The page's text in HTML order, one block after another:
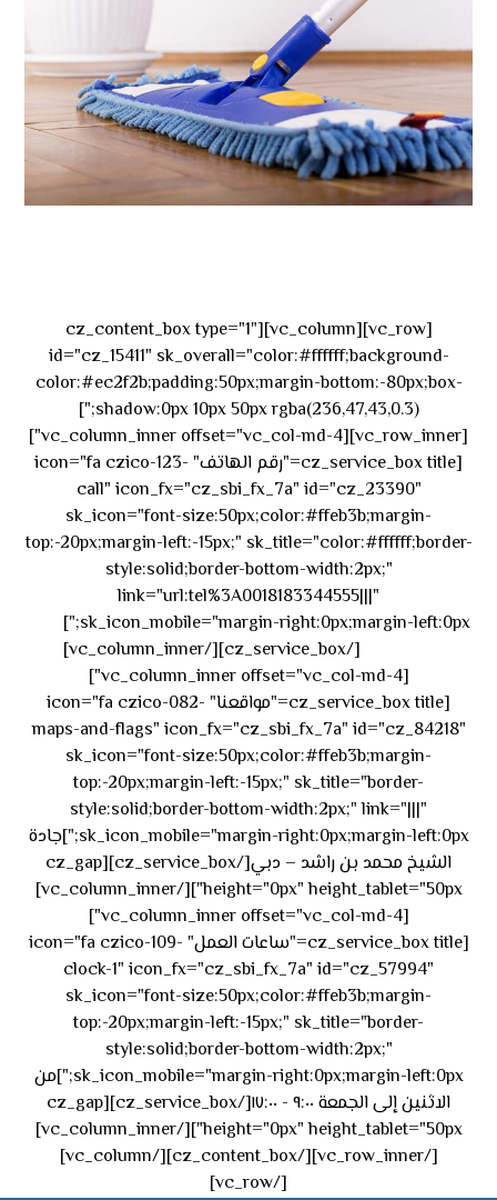
[vc_row][vc_column][cz_content_box type="1"
id="cz_15411" sk_overall="color:#ffffff;background-
color:#ec2f2b;padding:50px;margin-bottom:-80px;box-
shadow:0px 10px 50px rgba(236,47,43,0.3);"]
[vc_row_inner][vc_column_inner offset="vc_col-md-4"]
[cz_service_box title="رقم الهاتف" icon="fa czico-123-
call" icon_fx="cz_sbi_fx_7a" id="cz_23390"
sk_icon="font-size:50px;color:#ffeb3b;margin-
top:-20px;margin-left:-15px;" sk_title="color:#ffffff;border-
style:solid;border-bottom-width:2px;"
link="url:tel%3A0018183344555|||"
sk_icon_mobile="margin-right:0px;margin-left:0px;"]
[/cz_service_box][/vc_column_inner]
[vc_column_inner offset="vc_col-md-4"]
[cz_service_box title="مواقعنا" icon="fa czico-082-
maps-and-flags" icon_fx="cz_sbi_fx_7a" id="cz_84218"
sk_icon="font-size:50px;color:#ffeb3b;margin-
top:-20px;margin-left:-15px;" sk_title="border-
style:solid;border-bottom-width:2px;" link="|||"
sk_icon_mobile="margin-right:0px;margin-left:0px;"]جادة
الشيخ محمد بن راشد – دبي[/cz_service_box][cz_gap
height="0px" height_tablet="50px"][/vc_column_inner]
[vc_column_inner offset="vc_col-md-4"]
[cz_service_box title="ساعات العمل" icon="fa czico-109-
clock-1" icon_fx="cz_sbi_fx_7a" id="cz_57994"
sk_icon="font-size:50px;color:#ffeb3b;margin-
top:-20px;margin-left:-15px;" sk_title="border-
style:solid;border-bottom-width:2px;"
sk_icon_mobile="margin-right:0px;margin-left:0px;"]من
الاثنين إلى الجمعة ٩:٠٠ - ١٧:٠٠[/cz_service_box][cz_gap
height="0px" height_tablet="50px"][/vc_column_inner]
[/vc_row_inner][/cz_content_box][/vc_column]
[/vc_row]